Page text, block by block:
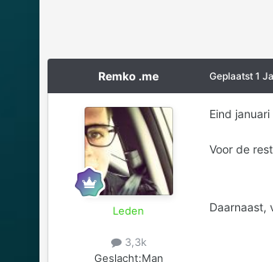
Remko .me
Leden
3,3k
Geslacht:Man
Geplaatst 1
Eind
Voor de
Daarnaast,